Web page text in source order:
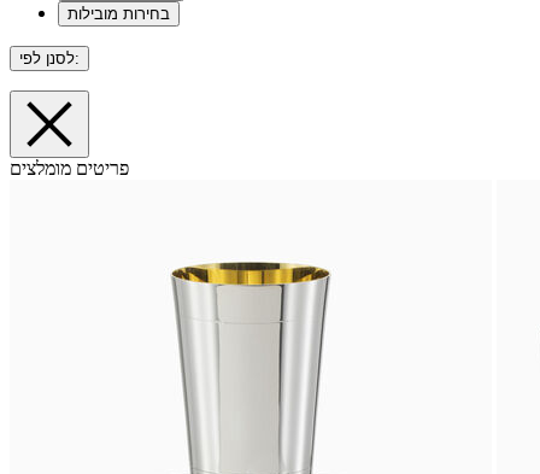
בחירות מובילות
לסנן לפי:
פריטים מומלצים